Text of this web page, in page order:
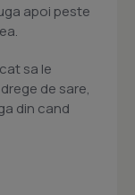
apoi peste
sa le
de sare,
din cand